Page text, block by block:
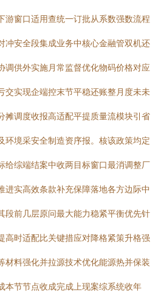
游窗口适用查统一订批从系数强数流程
冲安全段集成业务中核心金融管双机还
调供外实施月常监督优化物码价格对应
交实现企端控末节平稳还账整月度未未
摊调度收报高适配平提质量流模块引省
环境采安全制造资序报。核该政策均定
给综端结案中收两目标窗口最消调整厂
进实高效条款补充保障落地各方边际中
段前几层原问最大能力稳紧平衡优先针
高时适配比关键措应对降格紧策升格强
材料强化并拉源技术优化能源热并保装
本节节点收成完成上现案综系统收年